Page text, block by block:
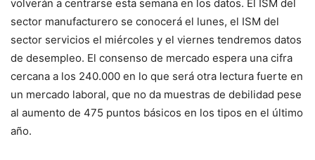
volverán a centrarse esta semana en los datos. El ISM del
sector manufacturero se conocerá el lunes, el ISM del
sector servicios el miércoles y el viernes tendremos datos
de desempleo. El consenso de mercado espera una cifra
cercana a los 240.000 en lo que será otra lectura fuerte en
un mercado laboral, que no da muestras de debilidad pese
al aumento de 475 puntos básicos en los tipos en el último
año.